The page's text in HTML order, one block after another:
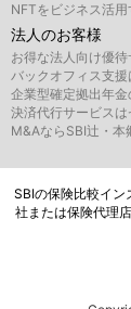
NFTをビジネス活
法人のお客様
お得な法人向け優
バックオフィス支
企業型確定拠出年
決済代行サービスは
M&AならSBI辻・本
SBIの保険比較イン
社または保険代理